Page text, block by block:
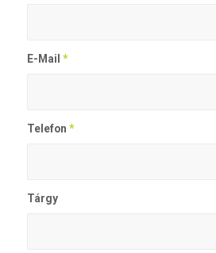
E-Mail *
Telefon *
Tárgy